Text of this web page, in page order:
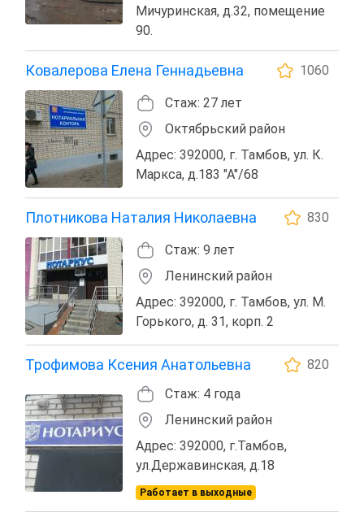
Мичуринская, д.32, помещение
90.
Ковалерова Елена Геннадьевна 1060
Стаж: 27 лет
Октябрьский район
Адрес: 392000, г. Тамбов, ул. К.
Маркса, д.183 "А"/68
Плотникова Наталия Николаевна 830
Стаж: 9 лет
Ленинский район
Адрес: 392000, г. Тамбов, ул. М.
Горького, д. 31, корп. 2
Трофимова Ксения Анатольевна
820
Стаж: 4 года
Ленинский район
Адрес: 392000, г.Тамбов,
ул.Державинская, д.18
Работает в выходные